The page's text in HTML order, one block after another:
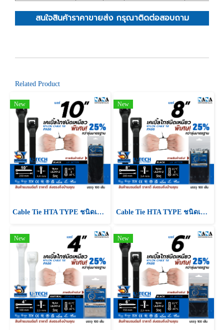
สนใจสินค้าราคาขายส่ง กรุณาติดต่อสอบถาม
Related Product
New
Cable Tie HTA TYPE ชนิดเหนียวพิเศษ
New
Cable Tie HTA TYPE ชนิดเหนียวพิเศษ
New New